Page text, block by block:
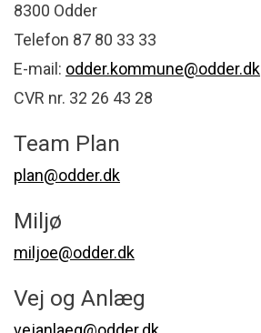
8300 Odder
Telefon 87 80 33 33
E-mail: odder.kommune@odder.dk
CVR nr. 32 26 43 28
Team Plan
plan@odder.dk
Miljø
miljoe@odder.dk
Vej og Anlæg